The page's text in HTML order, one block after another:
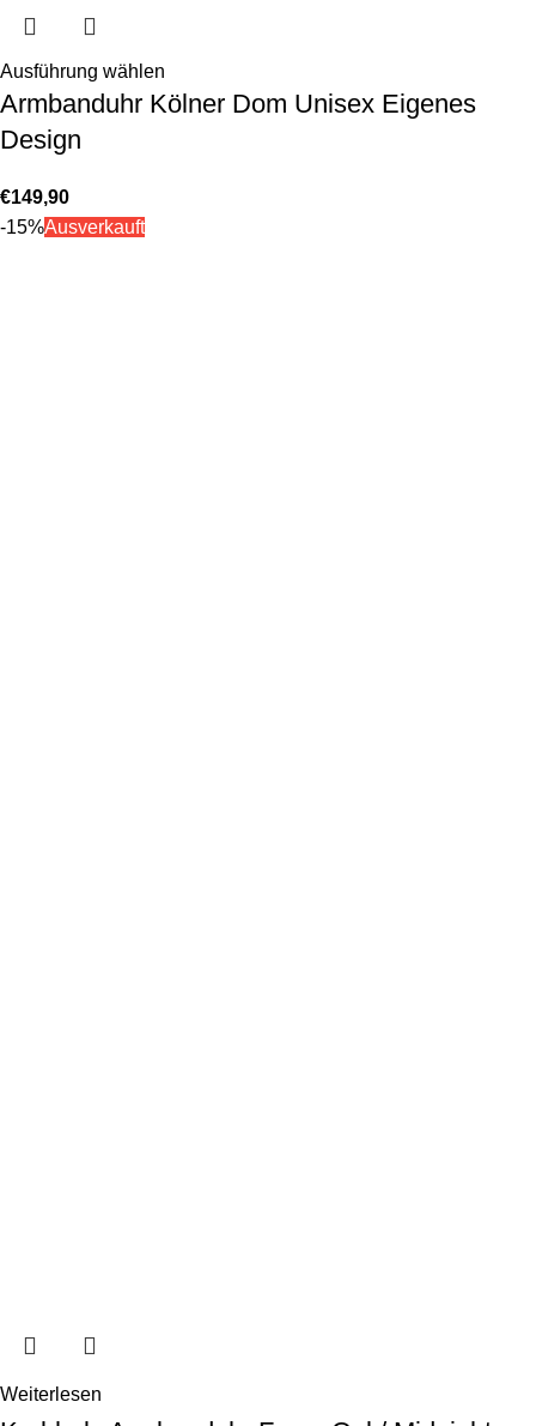
Ausführung wählen
Armbanduhr Kölner Dom Unisex Eigenes
Design
€149,90
-15%Ausverkauft
Weiterlesen